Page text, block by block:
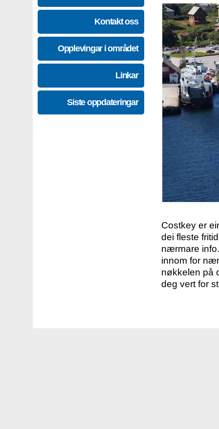
Kontakt oss
Opplevingar i området
Linkar
Siste oppdateringar
Costkey er
dei fleste
nærmare
innom for
nøkkelen på
deg vert for